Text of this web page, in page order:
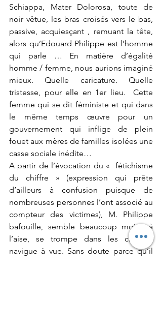
Schiappa, Mater Dolorosa, toute de
noir vêtue, les bras croisés vers le bas,
passive, acquiesçant , remuant la tête,
alors qu’Edouard Philippe est l’homme
qui parle … En matière d’égalité
homme / femme, nous aurions imaginé
mieux. Quelle caricature. Quelle
tristesse, pour elle en 1er lieu.  Cette
femme qui se dit féministe et qui dans
le même temps œuvre pour un
gouvernement qui inflige de plein
fouet aux mères de familles isolées une
casse sociale inédite…
A partir de l’évocation du «  fétichisme
du chiffre » (expression qui prête
d’ailleurs à confusion puisque de
nombreuses personnes l’ont associé au
compteur des victimes), M. Philippe
bafouille, semble beaucoup moins à
l’aise, se trompe dans les chiffres,
navigue à vue. Sans doute parce qu’il